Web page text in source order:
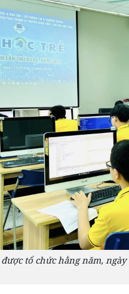
tổ chức hằng năm,